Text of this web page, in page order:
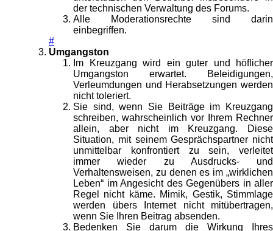
der technischen Verwaltung des Forums.
Alle Moderationsrechte sind darin
einbegriffen.
#
Umgangston
Im Kreuzgang wird ein guter und höflicher
Umgangston erwartet. Beleidigungen,
Verleumdungen und Herabsetzungen werden
nicht toleriert.
Sie sind, wenn Sie Beiträge im Kreuzgang
schreiben, wahrscheinlich vor Ihrem Rechner
allein, aber nicht im Kreuzgang. Diese
Situation, mit seinem Gesprächspartner nicht
unmittelbar konfrontiert zu sein, verleitet
immer wieder zu Ausdrucks- und
Verhaltensweisen, zu denen es im „wirklichen
Leben“ im Angesicht des Gegenübers in aller
Regel nicht käme. Mimik, Gestik, Stimmlage
werden übers Internet nicht mitübertragen,
wenn Sie Ihren Beitrag absenden.
Bedenken Sie darum die Wirkung Ihres